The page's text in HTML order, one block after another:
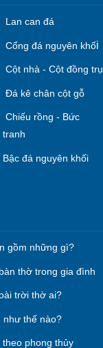
Lan can đá
Cổng đá nguyên khối
Cột nhà - Cột đồng trụ
Đá kê chân cột gỗ
Chiếu rồng - Bức
tranh
Bậc đá nguyên khối
gồm những gì?
thờ trong gia đình
trời thờ ai?
như thế nào?
phong thủy